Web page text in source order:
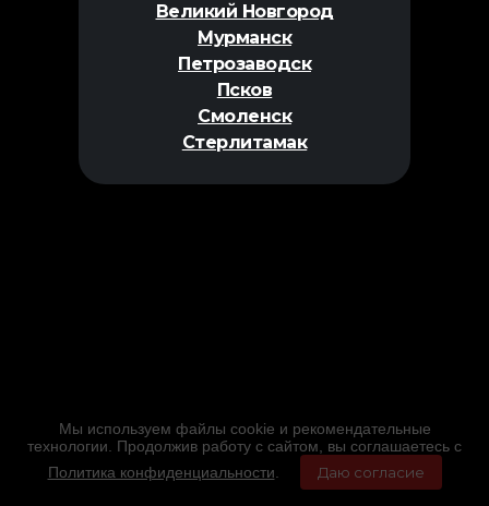
Великий Новгород
Мурманск
Петрозаводск
Псков
Смоленск
Стерлитамак
Мы используем файлы cookie и рекомендательные
технологии. Продолжив работу с сайтом, вы соглашаетесь с
Политика конфиденциальности
Даю согласие